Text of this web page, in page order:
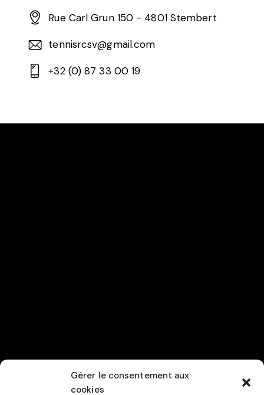
Gérer le consentement aux
cookies
Rue Carl Grun 150 - 4801 Stembert
tennisrcsv@gmail.com
+32 (0) 87 33 00 19
Compétitions